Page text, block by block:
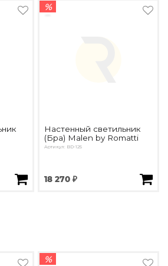
%
Настенный светильник
(Бра) Malen by Romatti
Артикул: BD-125
18 270 ₽
%